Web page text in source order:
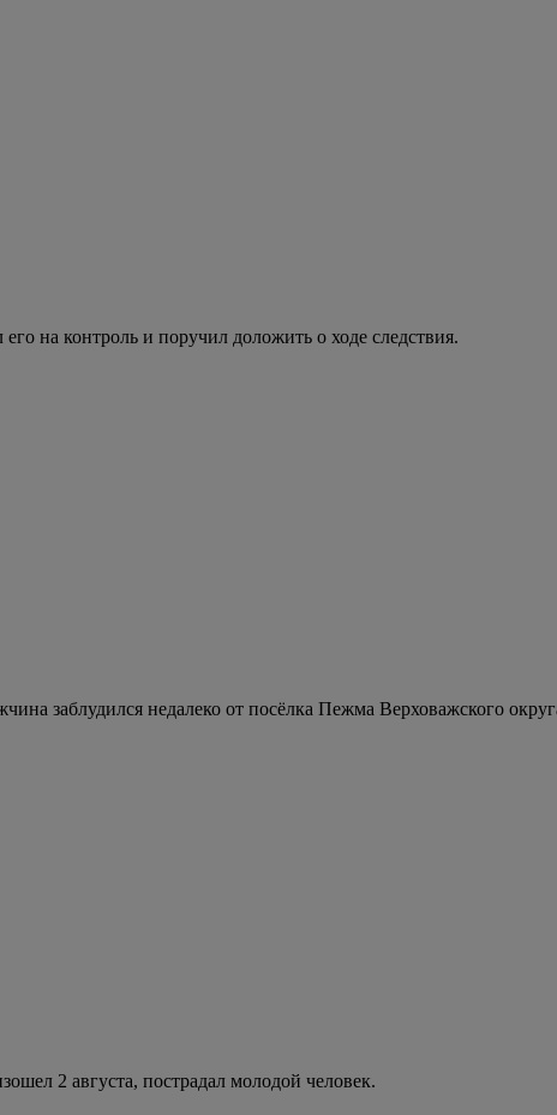
на контроль и поручил доложить о ходе следствия.
заблудился недалеко от посёлка Пежма Верховажского
2 августа, пострадал молодой человек.